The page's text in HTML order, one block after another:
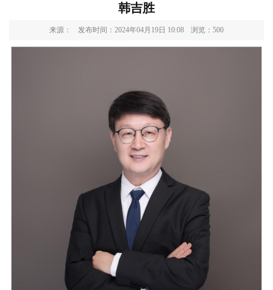
韩吉胜
来源： 发布时间：2024年04月19日 10:08 浏览： 500